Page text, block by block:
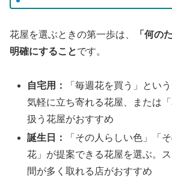
花屋を選ぶときの第一歩は、
「何の
明確にすることです。
自宅用：
「毎週花を買う」とい
気軽に立ち寄れる花屋、または
扱う花屋がおすすめ
誕生日：
「その人らしい色」「
花」が提案できる花屋を選ぶ。
間が多く取れる店がおすすめ